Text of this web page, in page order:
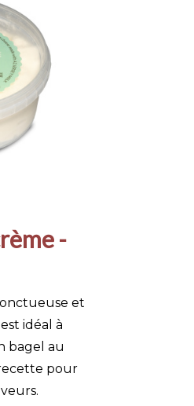
-
et
idéal à
bagel au
pour